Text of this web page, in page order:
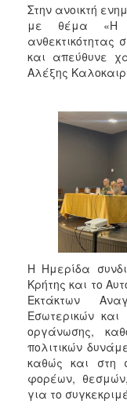
Στην ανοικτή
με θέμα «Η
ανθεκτικότητας
και απεύθυνε
Αλέξης
Η Ημερίδα
Κρήτης και το
Εκτάκτων
Εσωτερικών και
οργάνωσης,
πολιτικών
καθώς και στη
φορέων, θεσμών,
για το